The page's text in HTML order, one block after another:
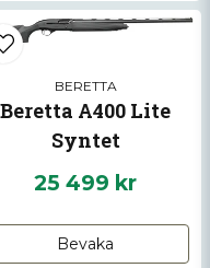
BERETTA
Beretta A400 Lite
Syntet
25 499 kr
Bevaka
(färgkodade